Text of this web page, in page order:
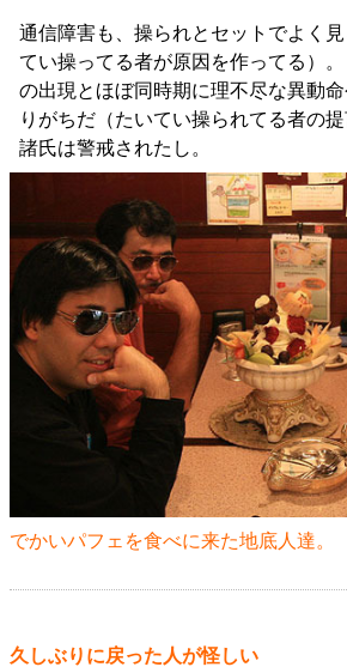
通信障害も、操られとセットでよく
てい操ってる者が原因を作ってる）
の出現とほぼ同時期に理不尽な異動
りがちだ（たいてい操られてる者の
諸氏は警戒されたし。
でかいパフェを食べに来た地底人達。
久しぶりに戻った人が怪しい